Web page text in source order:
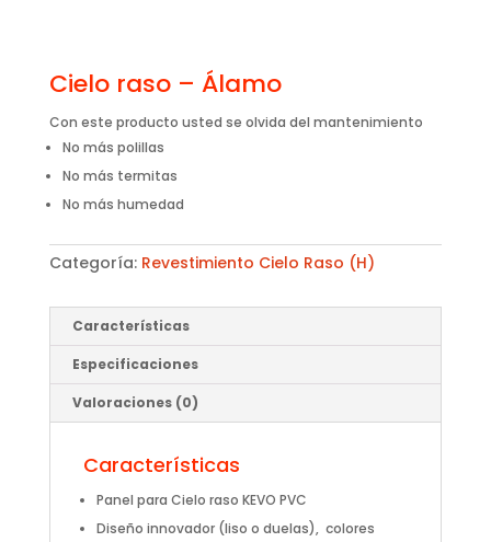
Cielo raso – Álamo
Con este producto usted se olvida del mantenimiento
No más polillas
No más termitas
No más humedad
Categoría: Revestimiento Cielo Raso (H)
Características
Especificaciones
Valoraciones (0)
Características
Panel para Cielo raso KEVO PVC
Diseño innovador (liso o duelas), colores